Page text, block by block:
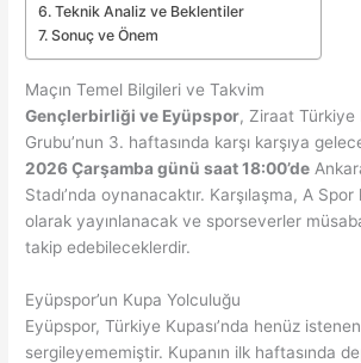
Teknik Analiz ve Beklentiler
Sonuç ve Önem
Maçın Temel Bilgileri ve Takvim
Gençlerbirliği ve Eyüpspor, Ziraat Türkiye
Grubu’nun 3. haftasında karşı karşıya
2026 Çarşamba günü saat 18:00’de
Stadı’nda oynanacaktır. Karşılaşma, A Spor
olarak yayınlanacak ve sporseverler
takip edebileceklerdir.
Eyüpspor’un Kupa Yolculuğu
Eyüpspor, Türkiye Kupası’nda henüz
sergileyememiştir. Kupanın ilk haftasında